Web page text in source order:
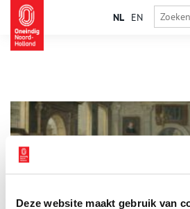
Deze website maakt gebruik van
NL EN